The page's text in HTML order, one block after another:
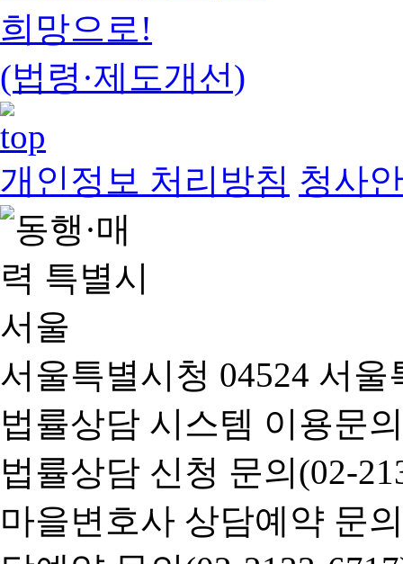
희망으로!
(법령·제도개선)
개인정보 처리방침 청사
서울특별시청 04524 서
법률상담 시스템 이용문
법률상담 신청 문의(02-
마을변호사 상담예약 문